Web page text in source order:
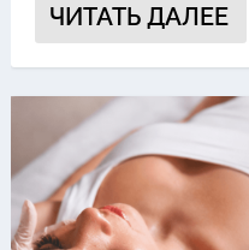
ЧИТАТЬ ДАЛЕЕ